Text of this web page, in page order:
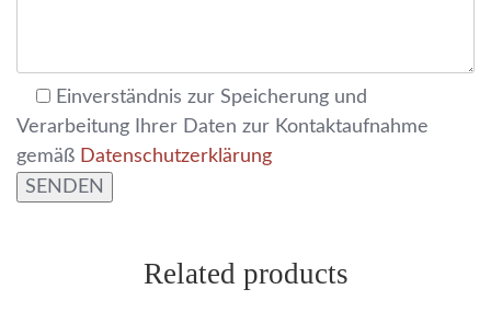
Einverständnis zur Speicherung und
Verarbeitung Ihrer Daten zur Kontaktaufnahme
gemäß Datenschutzerklärung
Related products